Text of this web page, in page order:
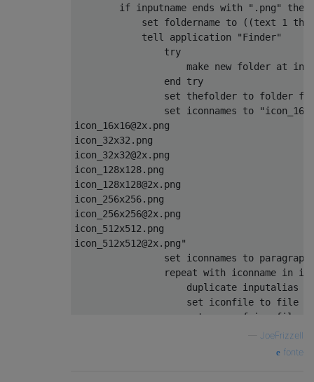
        if inputname ends with ".png" then
set foldername to ((text 1
            tell application "Finder"
                try
make new folder at
                end try
set thefolder to folder
set iconnames to
icon_16x16@2x.png
icon_32x32.png
icon_32x32@2x.png
icon_128x128.png
icon_128x128@2x.png
icon_256x256.png
icon_256x256@2x.png
icon_512x512.png
icon_512x512@2x.png"
set iconnames to
repeat with iconname in
duplicate inputalias
set iconfile to file
set name of iconfile
JoeFrizzell
fonte